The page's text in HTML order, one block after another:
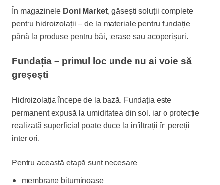
În magazinele Doni Market, găsești soluții complete
pentru hidroizolații – de la materiale pentru fundație
până la produse pentru băi, terase sau acoperișuri.
Fundația – primul loc unde nu ai voie să
greșești
Hidroizolația începe de la bază. Fundația este
permanent expusă la umiditatea din sol, iar o protecție
realizată superficial poate duce la infiltrații în pereții
interiori.
Pentru această etapă sunt necesare:
membrane bituminoase